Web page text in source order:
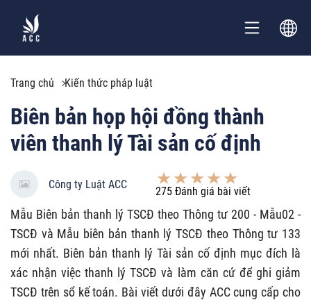
Trang chủ Kiến thức pháp luật
Biên bản họp hội đồng thành
viên thanh lý Tài sản cố định
Công ty Luật ACC
275 Đánh giá bài viết
Mẫu Biên bản thanh lý TSCĐ theo Thông tư 200 - Mẫu02 -
TSCĐ và Mẫu biên bản thanh lý TSCĐ theo Thông tư 133
mới nhất. Biên bản thanh lý Tài sản cố định mục đích là
xác nhận việc thanh lý TSCĐ và làm căn cứ để ghi giảm
TSCĐ trên sổ kế toán. Bài viết dưới đây ACC cung cấp cho